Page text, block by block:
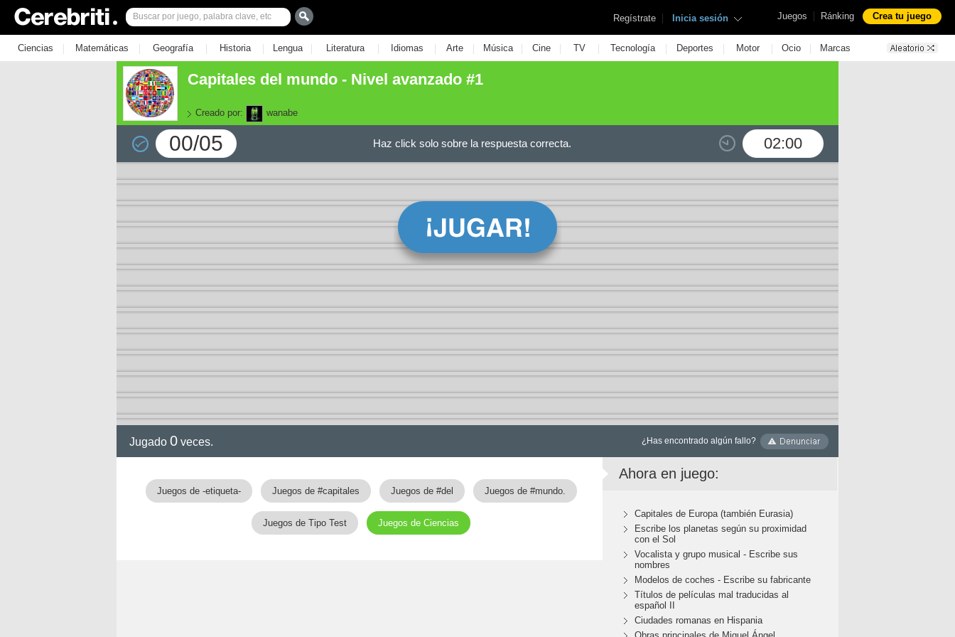
Juegos | Ránking Crea tu juego
Regístrate | Inicia sesión
Ciencias | Matemáticas | Geografía | Historia | Lengua | Literatura | Idiomas | Arte | Música | Cine | TV | Tecnología | Deportes | Motor | Ocio | Marcas
Capitales del mundo - Nivel avanzado #1
Creado por: wanabe
00/05 02:00
Haz click solo sobre la respuesta correcta.
Jugado 0 veces. ¿Has encontrado algún fallo?
Juegos de -etiqueta- Juegos de #capitales Juegos de #del Juegos de #mundo.
Juegos de Tipo Test Juegos de Ciencias
Ahora en juego:
Capitales de Europa (también Eurasia)
Escribe los planetas según su proximidad
con el Sol
Vocalista y grupo musical - Escribe sus
nombres
Modelos de coches - Escribe su fabricante
Títulos de películas mal traducidas al
español II
Ciudades romanas en Hispania